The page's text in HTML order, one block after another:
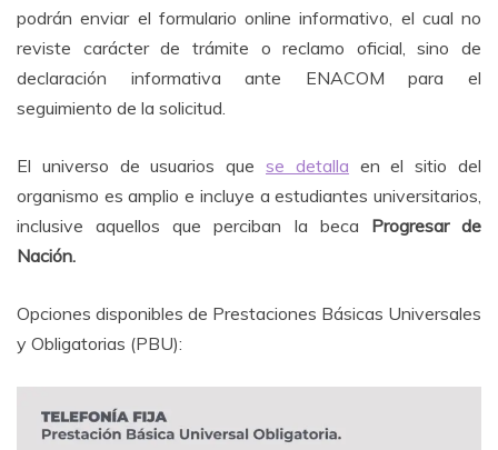
podrán enviar el formulario online informativo, el cual no
reviste carácter de trámite o reclamo oficial, sino de
declaración informativa ante ENACOM para el
seguimiento de la solicitud.
El universo de usuarios que se detalla en el sitio del
organismo es amplio e incluye a estudiantes universitarios,
inclusive aquellos que perciban la beca Progresar de
Nación.
Opciones disponibles de Prestaciones Básicas Universales
y Obligatorias (PBU):